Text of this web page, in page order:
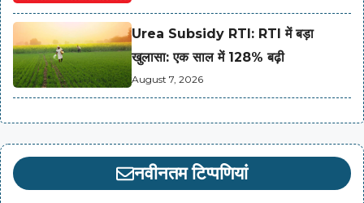
Urea Subsidy RTI: RTI में बड़ा
खुलासा: एक साल में 128% बढ़ी
August 7, 2026
नवीनतम टिप्पणियां